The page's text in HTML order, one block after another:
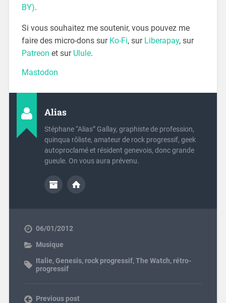
BY).
Si vous souhaitez me soutenir, vous pouvez me
faire des micro-dons sur Ko-Fi, sur Liberapay, sur
Patreon et sur Ulule.
Mastodon
Alias
Stéphane “Alias” Gallay, graphiste de profession,
quinqua rôliste, amateur de rock progressif, geek
autoproclamé et résident genevois, donc grande
gueule. On vous aura prévenu.
06/01/2012
Musique
Italie,Genesis, rock progressif,The Watch, rétro-
progressif
Previous post